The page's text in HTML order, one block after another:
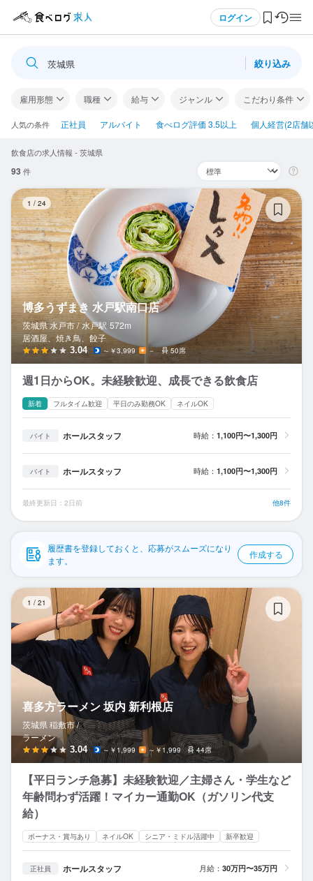
ログイン
食べログ求人TOP
求人検索
閲覧履歴
気になる求人
検索履歴・保存した条件
応募履歴
WEB履歴書
スカウト・メルマガ受信設定
ヘルプ・お問い合わせフォーム
食べログ求人PRESS
利用規約
企業情報
茨城県 絞り込み
雇用形態 職種 給与 ジャンル こだわり条件
人気の条件 正社員 アルバイト 食べログ評価 3.5以上 個人経営(2店舗
飲食店の求人情報 - 茨城県
93 件
1 / 24
博多うずまき 水戸駅南口店
茨城県 水戸市 / 水戸駅 572m
居酒屋、焼き鳥、餃子
3.04 ～￥3,999 － 50席
週1日からOK。未経験歓迎、成長できる飲食店
新着 フルタイム歓迎 平日のみ勤務OK ネイルOK
バイト ホールスタッフ 時給： 1,100円〜1,300円
バイト ホールスタッフ 時給： 1,100円〜1,300円
最終更新日：2日前 他8件
履歴書を登録しておくと、応募がスムーズになり
ます。
作成する
1 / 21
喜多方ラーメン 坂内 新利根店
茨城県 稲敷市 /
ラーメン
3.04 ～￥1,999 ～￥1,999 44席
【平日ランチ急募】未経験歓迎／主婦さん・学生など
年齢問わず活躍！マイカー通勤OK（ガソリン代支
給）
ボーナス・賞与あり ネイルOK シニア・ミドル活躍中 新卒歓迎
正社員 ホールスタッフ 月給： 30万円〜35万円